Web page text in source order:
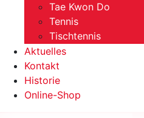
Tae Kwon Do
Tennis
Tischtennis
Aktuelles
Kontakt
Historie
Online-Shop